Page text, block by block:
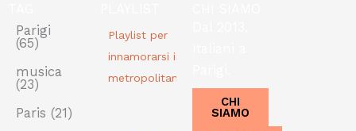
CHI
SIAMO
Playlist per
innamorarsi in
metropolitana
Parigi
(65)
musica
(23)
Paris(21)